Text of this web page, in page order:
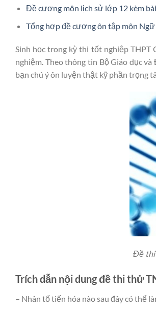
Đề cương môn lịch sử lớp 12 kèm
Tổng hợp đề cương ôn tập môn
Sinh học trong kỳ thi tốt nghiệp
nghiệm. Theo thông tin Bộ Giáo dục
bạn chú ý ôn luyện thật kỹ phần trọng
Đề thi
Trích dẫn nội dung đề thi thử
– Nhân tố tiến hóa nào sau đây có thể